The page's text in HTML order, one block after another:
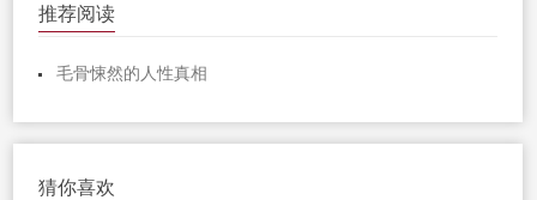
推荐阅读
毛骨悚然的人性真相
猜你喜欢